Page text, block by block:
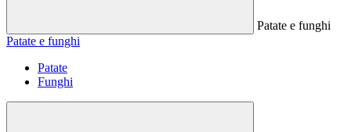
Patate e funghi
Patate e funghi
Patate
Funghi